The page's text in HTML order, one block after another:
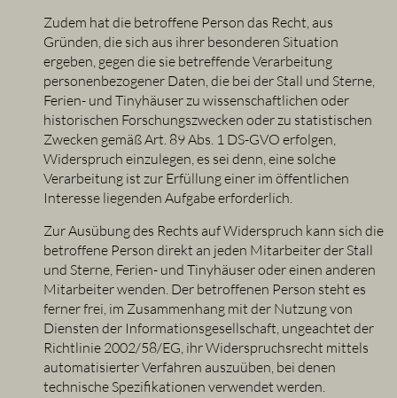
Zudem hat die betroffene Person das Recht, aus
Gründen, die sich aus ihrer besonderen Situation
ergeben, gegen die sie betreffende Verarbeitung
personenbezogener Daten, die bei der Stall und Sterne,
Ferien- und Tinyhäuser zu wissenschaftlichen oder
historischen Forschungszwecken oder zu statistischen
Zwecken gemäß Art. 89 Abs. 1 DS-GVO erfolgen,
Widerspruch einzulegen, es sei denn, eine solche
Verarbeitung ist zur Erfüllung einer im öffentlichen
Interesse liegenden Aufgabe erforderlich.
Zur Ausübung des Rechts auf Widerspruch kann sich die
betroffene Person direkt an jeden Mitarbeiter der Stall
und Sterne, Ferien- und Tinyhäuser oder einen anderen
Mitarbeiter wenden. Der betroffenen Person steht es
ferner frei, im Zusammenhang mit der Nutzung von
Diensten der Informationsgesellschaft, ungeachtet der
Richtlinie 2002/58/EG, ihr Widerspruchsrecht mittels
automatisierter Verfahren auszuüben, bei denen
technische Spezifikationen verwendet werden.